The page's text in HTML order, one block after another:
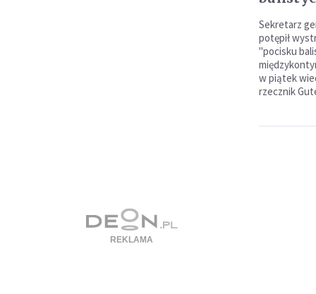
Sekretarz
potępił
"pocisku
w piątek
rzecznik